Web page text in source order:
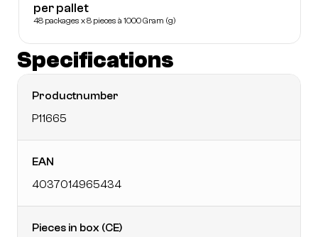
per pallet
48 packages x 8 pieces à 1000 Gram (g)
Specifications
Productnumber
P11665
EAN
4037014965434
Pieces in box (CE)